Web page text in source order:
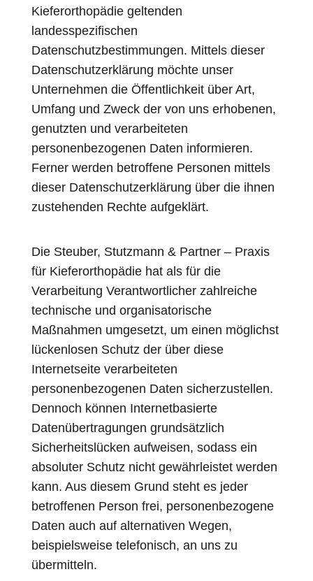
Kieferorthopädie geltenden
landesspezifischen
Datenschutzbestimmungen. Mittels dieser
Datenschutzerklärung möchte unser
Unternehmen die Öffentlichkeit über Art,
Umfang und Zweck der von uns erhobenen,
genutzten und verarbeiteten
personenbezogenen Daten informieren.
Ferner werden betroffene Personen mittels
dieser Datenschutzerklärung über die ihnen
zustehenden Rechte aufgeklärt.
Die Steuber, Stutzmann & Partner – Praxis
für Kieferorthopädie hat als für die
Verarbeitung Verantwortlicher zahlreiche
technische und organisatorische
Maßnahmen umgesetzt, um einen möglichst
lückenlosen Schutz der über diese
Internetseite verarbeiteten
personenbezogenen Daten sicherzustellen.
Dennoch können Internetbasierte
Datenübertragungen grundsätzlich
Sicherheitslücken aufweisen, sodass ein
absoluter Schutz nicht gewährleistet werden
kann. Aus diesem Grund steht es jeder
betroffenen Person frei, personenbezogene
Daten auch auf alternativen Wegen,
beispielsweise telefonisch, an uns zu
übermitteln.